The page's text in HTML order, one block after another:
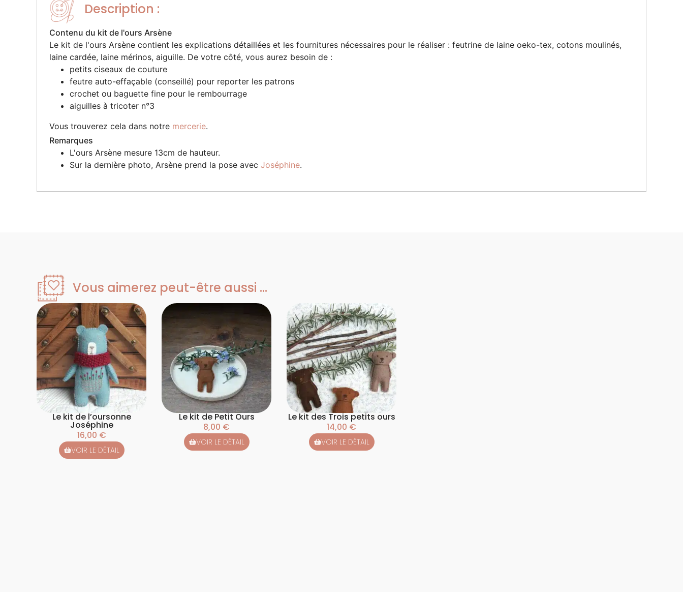
Description :
Contenu du kit de l'ours Arsène
Le kit de l'ours Arsène contient les explications détaillées et les fournitures nécessaires pour le réaliser : feutrine de laine oeko-tex, cotons moulinés,
laine cardée, laine mérinos, aiguille. De votre côté, vous aurez besoin de :
petits ciseaux de couture
feutre auto-effaçable (conseillé) pour reporter les patrons
crochet ou baguette fine pour le rembourrage
aiguilles à tricoter n°3
Vous trouverez cela dans notre mercerie.
Remarques
L'ours Arsène mesure 13cm de hauteur.
Sur la dernière photo, Arsène prend la pose avec Joséphine.
Vous aimerez peut-être aussi ...
Le kit de l’oursonne
Joséphine
16,00 €
VOIR LE DÉTAIL
Le kit de Petit Ours
8,00 €
VOIR LE DÉTAIL
Le kit des Trois petits ours
14,00 €
VOIR LE DÉTAIL